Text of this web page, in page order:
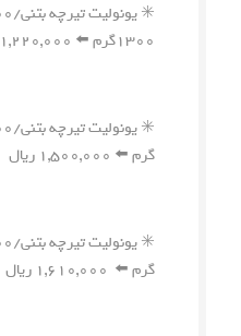
۱۳۰۰گرم ⬅️ ۱,۲۲۰,۰۰۰ ریال
گرم ⬅️ ۱,۵۰۰,۰۰۰ ریال
گرم ⬅️ ۱,۶۱۰,۰۰۰ ریال